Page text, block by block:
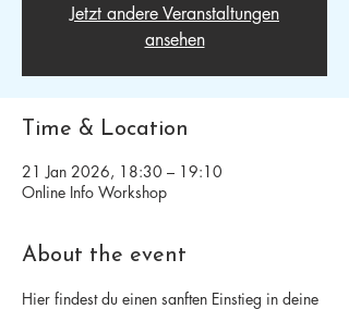
Jetzt andere Veranstaltungen
ansehen
Time & Location
21 Jan 2026, 18:30 – 19:10
Online Info Workshop
About the event
Hier findest du einen sanften Einstieg in deine